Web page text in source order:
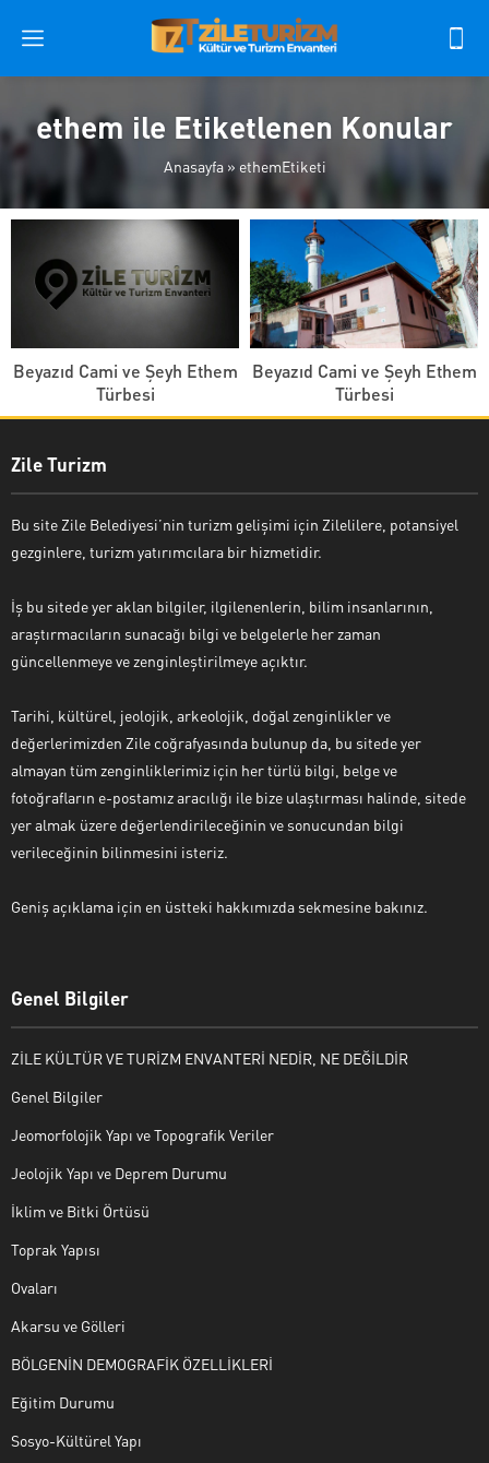
ethem ile Etiketlenen Konular
Anasayfa» ethemEtiketi
Beyazıd Cami ve Şeyh Ethem
Türbesi
Beyazıd Cami ve Şeyh Ethem
Türbesi
Zile Turizm
Bu site Zile Belediyesi’nin turizm gelişimi için Zilelilere, potansiyel
gezginlere, turizm yatırımcılara bir hizmetidir.
İş bu sitede yer aklan bilgiler, ilgilenenlerin, bilim insanlarının,
araştırmacıların sunacağı bilgi ve belgelerle her zaman
güncellenmeye ve zenginleştirilmeye açıktır.
Tarihi, kültürel, jeolojik, arkeolojik, doğal zenginlikler ve
değerlerimizden Zile coğrafyasında bulunup da, bu sitede yer
almayan tüm zenginliklerimiz için her türlü bilgi, belge ve
fotoğrafların e-postamız aracılığı ile bize ulaştırması halinde, sitede
yer almak üzere değerlendirileceğinin ve sonucundan bilgi
verileceğinin bilinmesini isteriz.
Geniş açıklama için en üstteki hakkımızda sekmesine bakınız.
Genel Bilgiler
ZİLE KÜLTÜR VE TURİZM ENVANTERİ NEDİR, NE DEĞİLDİR
Genel Bilgiler
Jeomorfolojik Yapı ve Topografik Veriler
Jeolojik Yapı ve Deprem Durumu
İklim ve Bitki Örtüsü
Toprak Yapısı
Ovaları
Akarsu ve Gölleri
BÖLGENİN DEMOGRAFİK ÖZELLİKLERİ
Eğitim Durumu
Sosyo-Kültürel Yapı